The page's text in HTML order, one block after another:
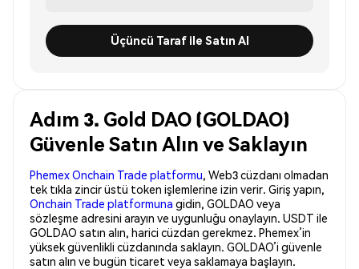
Üçüncü Taraf ile Satın Al
Adım 3. Gold DAO (GOLDAO)
Güvenle Satın Alın ve Saklayın
Phemex Onchain Trade platformu, Web3 cüzdanı olmadan
tek tıkla zincir üstü token işlemlerine izin verir. Giriş yapın,
Onchain Trade platformuna gidin, GOLDAO veya
sözleşme adresini arayın ve uygunluğu onaylayın. USDT ile
GOLDAO satın alın, harici cüzdan gerekmez. Phemex’in
yüksek güvenlikli cüzdanında saklayın. GOLDAO’i güvenle
satın alın ve bugün ticaret veya saklamaya başlayın.